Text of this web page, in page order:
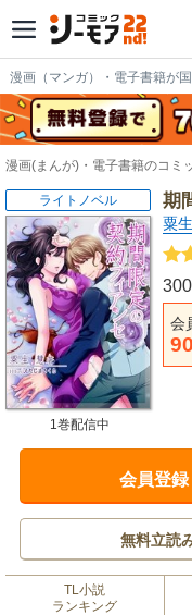
漫画（マンガ）・電子書籍が
漫画(まんが)・電子書籍のコミ
期
粟
会
ライトノベル
1巻配信中
会員登録
無料立読
TL小説
ランキング